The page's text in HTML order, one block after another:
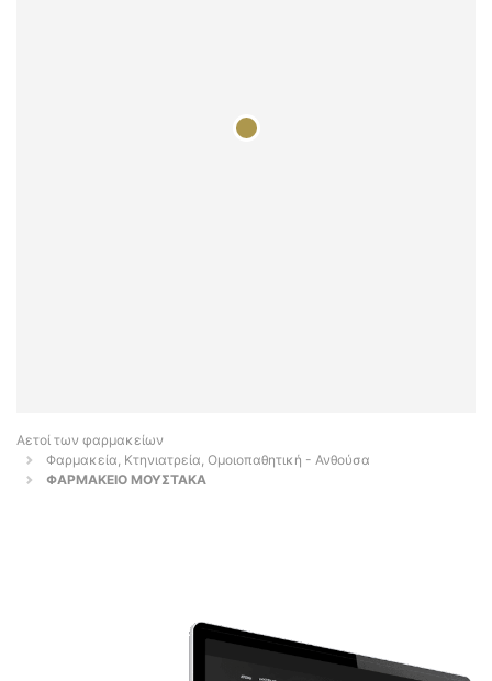
Αετοί των φαρμακείων
Φαρμακεία, Κτηνιατρεία, Ομοιοπαθητική - Ανθούσα
ΦΑΡΜΑΚΕΙΟ ΜΟΥΣΤΑΚΑ